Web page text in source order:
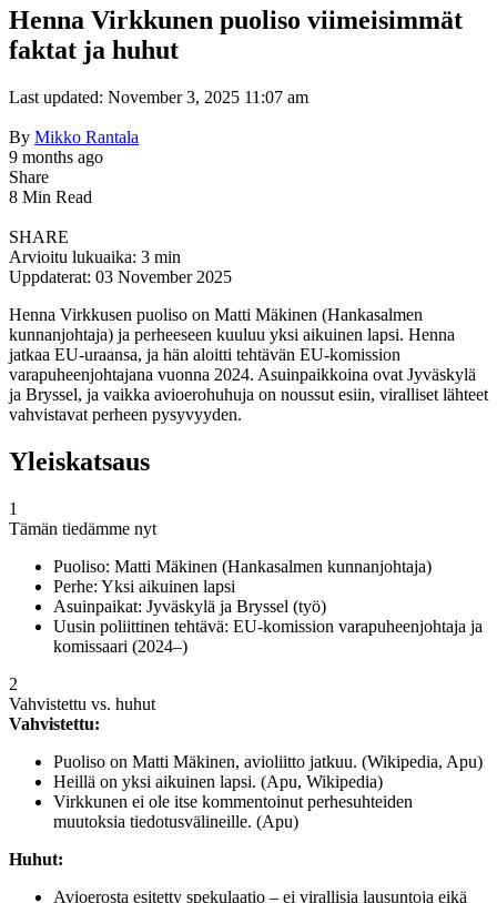
Henna Virkkunen puoliso viimeisimmät
faktat ja huhut
Last updated: November 3, 2025 11:07 am
By Mikko Rantala
9 months ago
Share
8 Min Read
SHARE
Arvioitu lukuaika: 3 min
Uppdaterat: 03 November 2025
Henna Virkkusen puoliso on Matti Mäkinen (Hankasalmen
kunnanjohtaja) ja perheeseen kuuluu yksi aikuinen lapsi. Henna
jatkaa EU-uraansa, ja hän aloitti tehtävän EU-komission
varapuheenjohtajana vuonna 2024. Asuinpaikkoina ovat Jyväskylä
ja Bryssel, ja vaikka avioerohuhuja on noussut esiin, viralliset lähteet
vahvistavat perheen pysyvyyden.
Yleiskatsaus
1
Tämän tiedämme nyt
Puoliso: Matti Mäkinen (Hankasalmen kunnanjohtaja)
Perhe: Yksi aikuinen lapsi
Asuinpaikat: Jyväskylä ja Bryssel (työ)
Uusin poliittinen tehtävä: EU-komission varapuheenjohtaja ja
komissaari (2024–)
2
Vahvistettu vs. huhut
Vahvistettu:
Puoliso on Matti Mäkinen, avioliitto jatkuu. (Wikipedia, Apu)
Heillä on yksi aikuinen lapsi. (Apu, Wikipedia)
Virkkunen ei ole itse kommentoinut perhesuhteiden
muutoksia tiedotusvälineille. (Apu)
Huhut:
Avioerosta esitetty spekulaatio – ei virallisia lausuntoja eikä